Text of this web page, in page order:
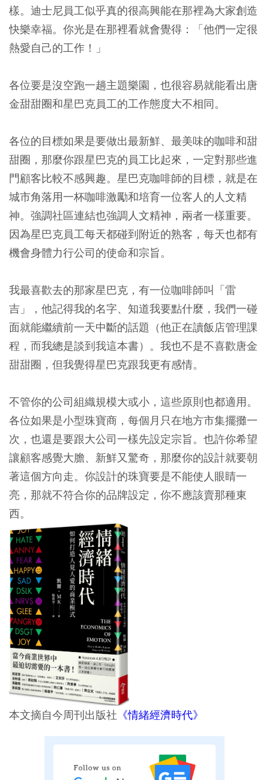
樣。迪士尼員工似乎真的很高興能在那裡為大家創造
快樂幸福。你光是在那裡看就會覺得：「他們一定很
熱愛自己的工作！」
各位要是沒空跑一趟主題樂園，也很容易就能看出唐
金甜甜圈和星巴克員工的工作態度大不相同。
各位的目標如果是要做出最新鮮、最美味的咖啡和甜
甜圈，那麼你跟星巴克的員工比起來，一定對那些進
門顧客比較不感興趣。星巴克咖啡師的目標，就是在
城市角落用一杯咖啡激勵和培育一位客人的人文精
神。強調社區連結也強調人文精神，兩者一樣重要。
因為星巴克員工每天都碰到附近的熟客，每天也都有
機會身體力行公司的使命和宗旨。
我最喜歡去的那家星巴克，有一位咖啡師叫「雷
吉」，他記得我的名字、知道我要點什麼，我們一碰
面就能繼續前一天中斷的話題（他正在讀飯店管理課
程，而我總是談到我這本書）。我也不是不喜歡唐金
甜甜圈，但我覺得星巴克跟我更有感情。
不管你的公司組織規模大或小，這些原則也都適用。
各位如果是小型珠寶商，每個月只在地方市集擺攤一
次，也還是要跟大公司一樣先設定宗旨。也許你希望
讓顧客感覺大膽、新鮮又驚奇，那麼你的設計就要朝
著這個方向走。你設計的珠寶要是不能使人眼睛一
亮，那就不符合你的品牌設定，你不應該賣那種東
西。
本文摘自今周刊出版社 《情緒經濟時代》